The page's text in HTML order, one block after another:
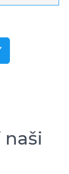
naši